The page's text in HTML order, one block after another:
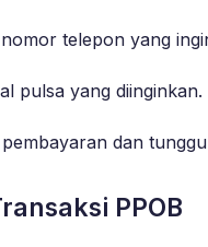
telepon yang
pulsa yang diinginkan.
dan
PPOB